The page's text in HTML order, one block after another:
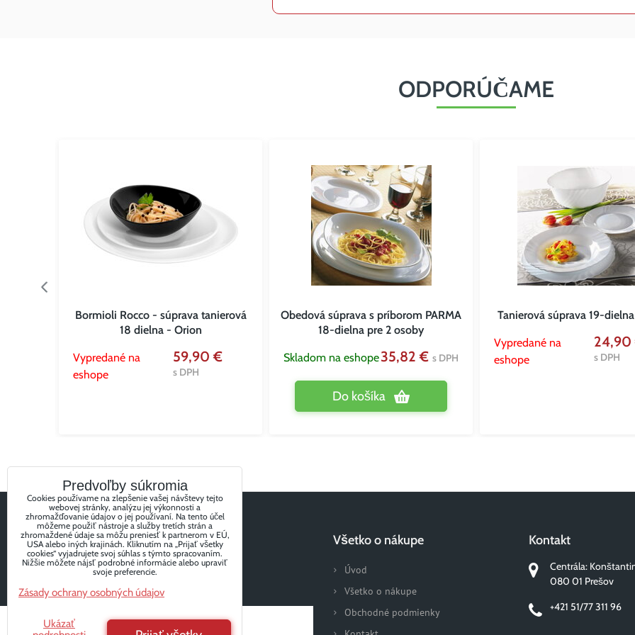
ODPORÚČAME
Bormioli Rocco - súprava tanierová
18 dielna - Orion
Vypredané na
eshope
59,90 €
s DPH
Obedová súprava s príborom PARMA
18-dielna pre 2 osoby
Skladom na eshope35,82 €s DPH
Do košíka
Tanierová súprava 19-
Vypredané na
eshope
24,90
s DPH
Všetko o nákupe
Úvod
Všetko o nákupe
Obchodné podmienky
Kontakt
Centrála:
080 01 Prešov
+421 51/77 311 96
Predvoľby súkromia
Cookies používame na zlepšenie vašej návštevy tejto
webovej stránky, analýzu jej výkonnosti a
zhromažďovanie údajov o jej používaní. Na tento účel
môžeme použiť nástroje a služby tretích strán a
zhromaždené údaje sa môžu preniesť k partnerom v EÚ,
USA alebo iných krajinách. Kliknutím na „Prijať všetky
cookies“ vyjadrujete svoj súhlas s týmto spracovaním.
Nižšie môžete nájsť podrobné informácie alebo upraviť
svoje preferencie.
Zásady ochrany osobných údajov
Ukázať